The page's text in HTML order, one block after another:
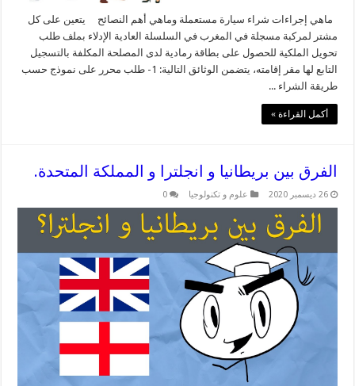
ماهي إجراءات شراء سيارة مستعملة وماهي أهم النصائح يتعين على كل
مشتر لمركبة مسجلة في المغرب في السلسلة العادية الإدلاء بملف طلب
تحويل الملكية للحصول على بطاقة رمادية لدى المصلحة المكلفة بالتسجيل
التابع لها مقر إقامته، يتضمن الوثائق التالية: 1- طلب محرر على نموذج حسب
طريقة الشراء ...
أكمل القراءة »
الفرق بين بريطانيا و انجلترا و المملكة المتحدة.
26 ديسمبر 2020 علوم و تكنولوجيا 0